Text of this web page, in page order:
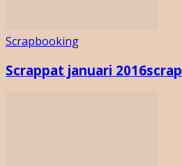
Scrapbooking
Scrappat januari 2016scrap